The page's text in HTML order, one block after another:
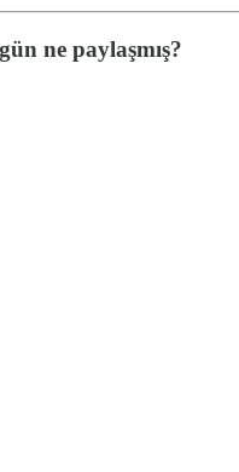
ne paylaşmış?